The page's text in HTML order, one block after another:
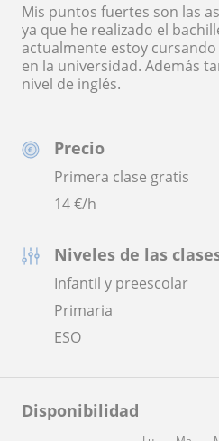
Precio
Primera clase gratis
14€/h
Niveles de las
Infantil y preescolar
Primaria
ESO
Disponibilidad
Mis puntos fuertes son las
ya que he realizado el
actualmente estoy
en la universidad. Además
nivel de inglés.